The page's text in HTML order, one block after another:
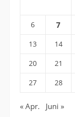
6 7
13 14
20 21
27 28
« Apr. Juni »